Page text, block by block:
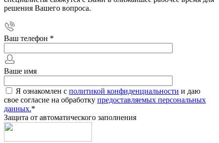
решения Вашего вопроса.
Ваш телефон *
Ваше имя
Я ознакомлен с политикой конфиденциальности и даю
свое согласие на обработку предоставляемых персональных
данных.*
Защита от автоматического заполнения